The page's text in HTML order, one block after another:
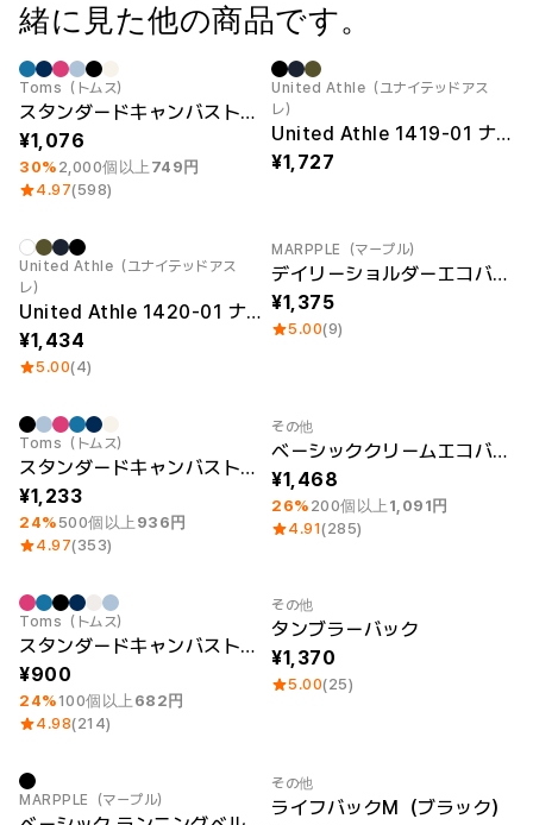
緒に見た他の商品です。
最小注文数量 1個
Toms（トムス）
スタンダードキャンバストートバック（M）
1,076
30% 2,000個以上 749円
4.97(598)
New
United Athle（ユナイテッドアス
レ）
United Athle 1419-01 ナイロンストリングジムサック
1,727
New
United Athle（ユナイテッドアス
レ）
United Athle 1420-01 ナイロンミニクロスバッグ
1,434
5.00(4)
MARPPLE（マープル）
デイリーショルダーエコバッグ
1,375
5.00(9)
最小注文数量 1個
Toms（トムス）
スタンダードキャンバストートバック（L）
1,233
24% 500個以上 936円
4.97(353)
その他
ベーシッククリームエコバック
1,468
26% 200個以上 1,091円
4.91(285)
最小注文数量 1個
Toms（トムス）
スタンダードキャンバストートバック（S）
900
24% 100個以上 682円
4.98(214)
その他
タンブラーバック
1,370
5.00(25)
New
MARPPLE（マープル） 最小注文数量 1個
その他
ライフバックM（ブラック）
会員登録
1：1お問い合わせ
サービス紹介
日本語
Printstar
テリー
ダウンジャケット
様々なカラー
パンツ
四季別必須アイテム
シースルートップス